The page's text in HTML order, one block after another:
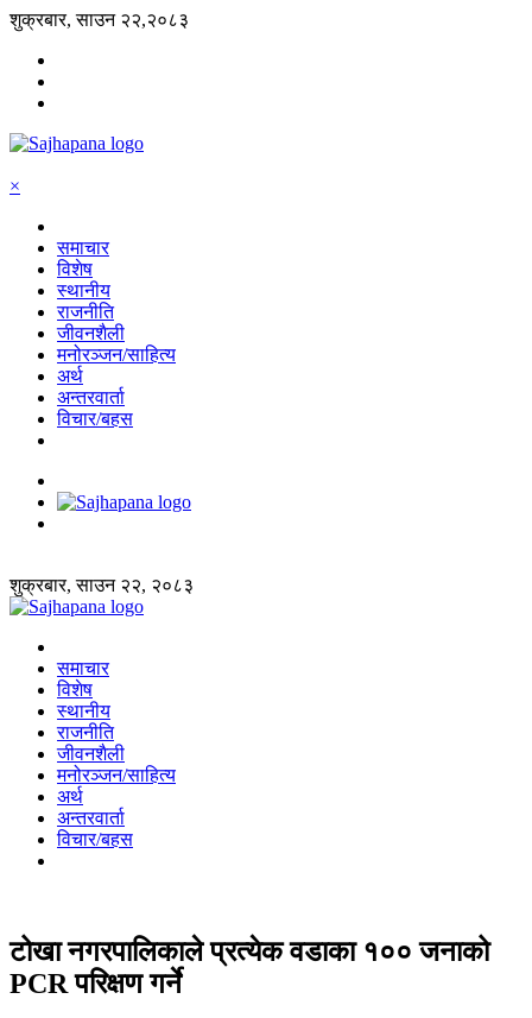
शुक्रबार, साउन २२,२०८३
×
समाचार
विशेष
स्थानीय
राजनीति
जीवनशैली
मनोरञ्जन/साहित्य
अर्थ
अन्तरवार्ता
विचार/बहस
शुक्रबार, साउन २२, २०८३
समाचार
विशेष
स्थानीय
राजनीति
जीवनशैली
मनोरञ्जन/साहित्य
अर्थ
अन्तरवार्ता
विचार/बहस
टोखा नगरपालिकाले प्रत्येक वडाका १०० जनाको
PCR परिक्षण गर्ने